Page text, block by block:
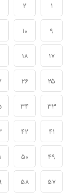
۱ ۲
۹ ۱۰
۱۷ ۱۸
۲۵ ۲۶
۳۳ ۳۴
۴۱ ۴۲
۴۹ ۵۰
۵۷ ۵۸